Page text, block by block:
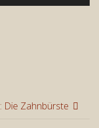
Hoch/Runter
regeln.
Die Zahnbürste